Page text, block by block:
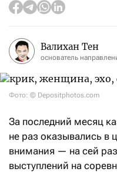
Валихан Тен
основатель
Фото: © Depositphotos.com
За последний месяц
не раз оказывались в
внимания — на сей
выступлений на